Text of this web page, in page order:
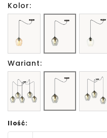
Kolor:
Wariant:
Ilość: